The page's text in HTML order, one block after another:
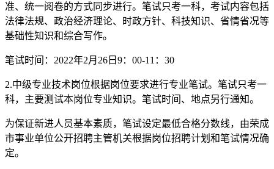
准、统一阅卷的方式同步进行。笔试只考一科，考试内容包括
法律法规、政治经济理论、时政方针、科技知识、省情省况等
基础性知识和综合写作。
笔试时间：2022年2月26日9：00-11：30
2.中级专业技术岗位根据岗位要求进行专业笔试。笔试只考一
科，主要测试本岗位专业知识。笔试时间、地点另行通知。
为保证新进人员基本素质，笔试设定最低合格分数线，由荣成
市事业单位公开招聘主管机关根据岗位招聘计划和笔试情况确
定。